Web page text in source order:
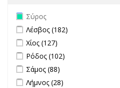
Remove Σύρος filter
Σύρος
Apply Λέσβος filter
Λέσβος (182)
Apply Χίος filter
Χίος (127)
Apply Ρόδος filter
Ρόδος (102)
Apply Σάμος filter
Σάμος (88)
Apply Λήμνος filter
Λήμνος (28)